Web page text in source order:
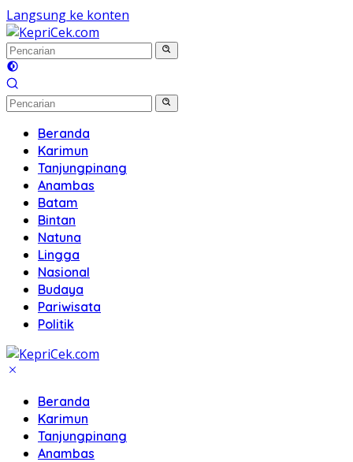
Langsung ke konten
Beranda
Karimun
Tanjungpinang
Anambas
Batam
Bintan
Natuna
Lingga
Nasional
Budaya
Pariwisata
Politik
Beranda
Karimun
Tanjungpinang
Anambas